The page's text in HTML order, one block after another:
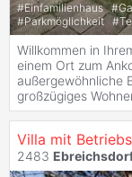
#Einfamilienhaus #
#Parkmöglichkeit #
Willkommen in
einem Ort zum
außergewöhnliche
großzügiges
2483